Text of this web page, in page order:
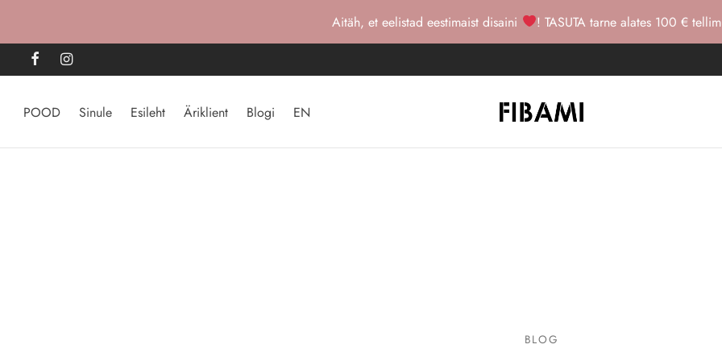
Aitäh, et eelistad eestimaist disaini ! TASUTA tarne alates 100 €
POOD Sinule Esileht Äriklient Blogi EN
BLOG